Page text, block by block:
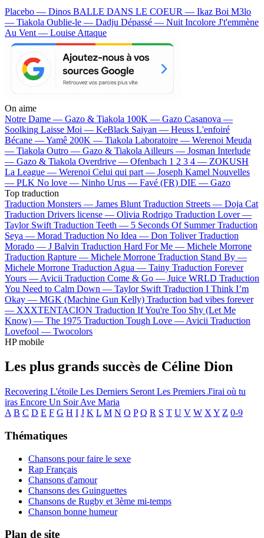
Placebo — Dinos BALLE DANS LE COEUR — Ikaz Boi M3lo
— Tiakola Oublie-le — Dadju Dépassé — Nuit Incolore J't'emmène
Au Vent — Louise Attaque
On aime
Notre Dame — Gazo & Tiakola 100K — Gazo Casanova —
Soolking Laisse Moi — KeBlack Saiyan — Heuss L'enfoiré
Bécane —Yamê 200K — Tiakola Laboratoire — Werenoi Meuda
— Tiakola Outro — Gazo & Tiakola Ailleurs — Josman Interlude
— Gazo & Tiakola Overdrive — Ofenbach 1 2 3 4 — ZOKUSH
La League — Werenoi Celui qui part — Joseph Kamel Nouvelles
— PLK No love — Ninho Urus — Favé (FR) DIE — Gazo
Top traduction
Traduction Monsters — James Blunt Traduction Streets — Doja Cat
Traduction Drivers license — Olivia Rodrigo Traduction Lover —
Taylor Swift Traduction Teeth — 5 Seconds Of Summer Traduction
Seya — Morad Traduction No Idea — Don Toliver Traduction
Morado — J Balvin Traduction Hard For Me — Michele Morrone
Traduction Rapture — Michele Morrone Traduction Stand By —
Michele Morrone Traduction Agua — Tainy Traduction Forever
Yours — Avicii Traduction Come & Go — Juice WRLD Traduction
You Need to Calm Down — Taylor Swift Traduction I Think I’m
Okay — MGK (Machine Gun Kelly) Traduction bad vibes forever
— XXXTENTACION Traduction If You're Too Shy (Let Me
Know) — The 1975 Traduction Tough Love — Avicii Traduction
Lovefool — Twocolors
HP mobile
Les plus grands succès de Céline Dion
Recovering L'étoile Les Derniers Seront Les Premiers J'irai où tu
iras Encore Un SoirAve Maria
A B C D E F G H I J K L M N O P Q R S T U V W X Y Z 0-9
Thématiques
Chansons pour faire le sexe
Rap Français
Chansons d'amour
Chansons des Guinguettes
Chansons de Rugby et 3ème mi-temps
Chanson bonne humeur
Plan de site